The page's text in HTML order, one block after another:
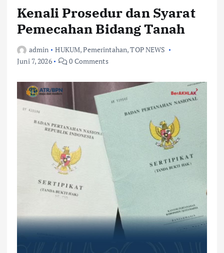
Kenali Prosedur dan Syarat
Pemecahan Bidang Tanah
admin HUKUM,Pemerintahan,TOP NEWS
Juni 7, 2026
0 Comments